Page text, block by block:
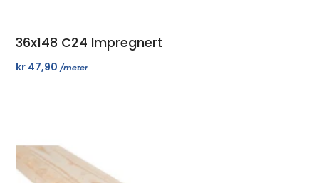
36x148 C24 Impregnert
kr 47,90 /meter